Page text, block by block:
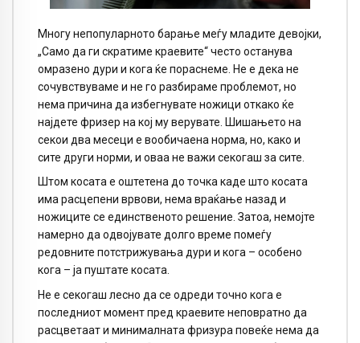
Многу непопуларното барање меѓу младите девојки,
„Само да ги скратиме краевите“ често останува
омразено дури и кога ќе пораснеме. Не е дека не
сочувствуваме и не го разбираме проблемот, но
нема причина да избегнувате ножици откако ќе
најдете фризер на кој му верувате. Шишањето на
секои два месеци е вообичаена норма, но, како и
сите други норми, и оваа не важи секогаш за сите.
Штом косата е оштетена до точка каде што косата
има расцепени врвови, нема враќање назад и
ножиците се единственото решение. Затоа, немојте
намерно да одвојувате долго време помеѓу
редовните потстрижувања дури и кога – особено
кога – ја пуштате косата.
Не е секогаш лесно да се одреди точно кога е
последниот момент пред краевите неповратно да
расцветаат и минималната фризура повеќе нема да